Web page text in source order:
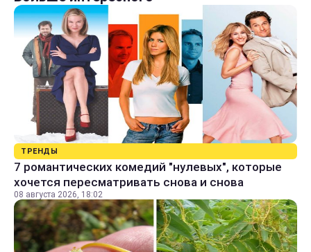
ТРЕНДЫ
7 романтических комедий "нулевых", которые
хочется пересматривать снова и снова
08 августа 2026, 18:02